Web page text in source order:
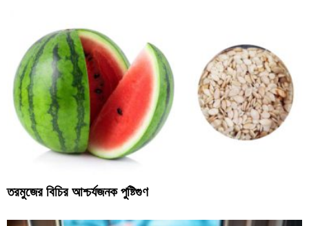
তরমুজের বিচির আশ্চর্যজনক পুষ্টিগুণ